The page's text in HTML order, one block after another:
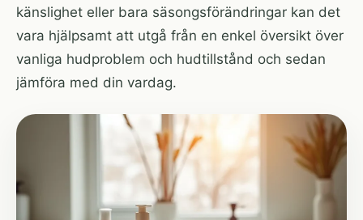
känslighet eller bara säsongsförändringar kan det
vara hjälpsamt att utgå från en enkel översikt över
vanliga hudproblem och hudtillstånd och sedan
jämföra med din vardag.